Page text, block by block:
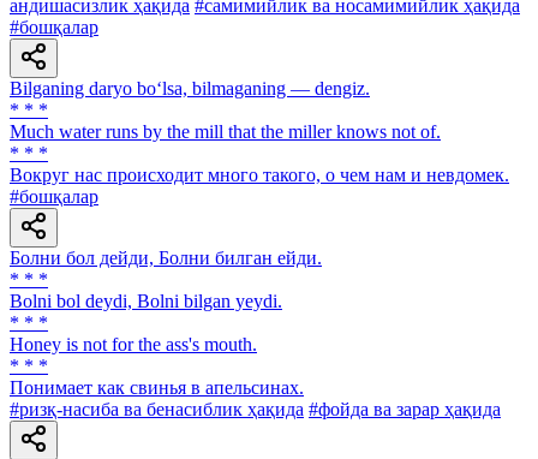
андишасизлик ҳақида #самимийлик ва носамимийлик ҳақида
#бошқалар
Bilganing daryo bo‘lsa, bilmaganing — dengiz.
* * *
Much water runs by the mill that the miller knows not of.
* * *
Вокруг нас происходит много такого, о чем нам и невдомек.
#бошқалар
Болни бол дейди, Болни билган ейди.
* * *
Bolni bol deydi, Bolni bilgan yeydi.
* * *
Honey is not for the ass's mouth.
* * *
Понимает как свинья в апельсинах.
#ризқ-насиба ва бенасиблик ҳақида #фойда ва зарар ҳақида